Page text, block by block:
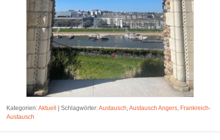
Kategorien:Aktuell |Schlagwörter:Austausch,Austausch Angers, Frankreich-
Austausch